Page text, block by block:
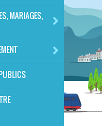
MARIAGES,